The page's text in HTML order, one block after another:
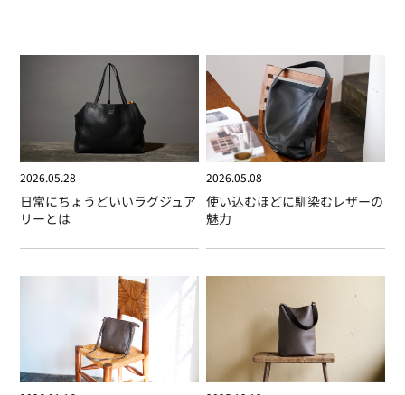
2026.05.28
日常にちょうどいいラグジュア
リーとは
2026.05.08
使い込むほどに馴染むレザーの
魅力